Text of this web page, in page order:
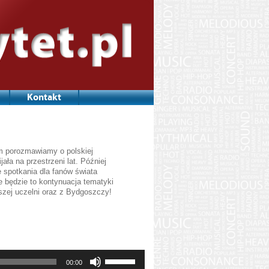
Kontakt
porozmawiamy o polskiej
na przestrzeni lat. Później
spotkania dla fanów świata
będzie to kontynuacja tematyki
uczelni oraz z Bydgoszczy!
00:00
strzałek